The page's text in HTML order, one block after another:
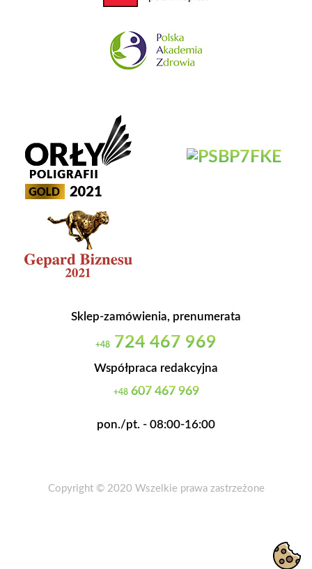
Sklep-zamówienia, prenumerata
+48 724 467 969
Współpraca redakcyjna
+48607 467 969
pon./pt. - 08:00-16:00
Copyright © 2020 Wszelkie prawa zastrzeżone